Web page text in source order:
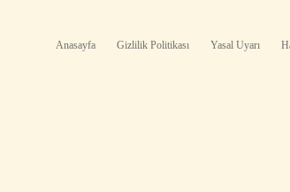
Anasayfa Gizlilik Politikası Yasal Uyarı